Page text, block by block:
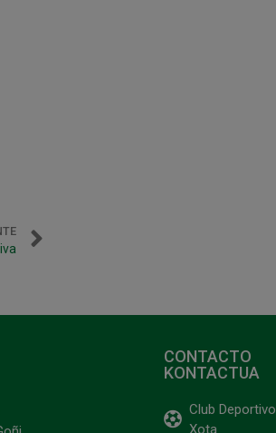
CONTACTO
KONTACTUA
Club Deportivo
Xota